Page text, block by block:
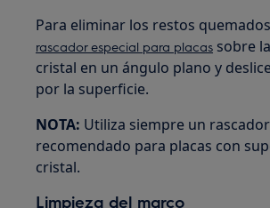
Para eliminar los restos
rascador especial para placas sobre
cristal en un ángulo plano y
por la superficie.
NOTA: Utiliza siempre un rascador
recomendado para placas con
cristal.
Limpieza del marco